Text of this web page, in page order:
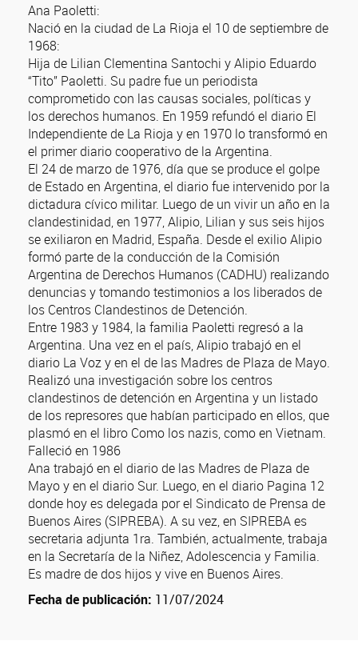
Ana Paoletti:
Nació en la ciudad de La Rioja el 10 de septiembre de
1968:
Hija de Lilian Clementina Santochi y Alipio Eduardo
“Tito” Paoletti. Su padre fue un periodista
comprometido con las causas sociales, políticas y
los derechos humanos. En 1959 refundó el diario El
Independiente de La Rioja y en 1970 lo transformó en
el primer diario cooperativo de la Argentina.
El 24 de marzo de 1976, día que se produce el golpe
de Estado en Argentina, el diario fue intervenido por la
dictadura cívico militar. Luego de un vivir un año en la
clandestinidad, en 1977, Alipio, Lilian y sus seis hijos
se exiliaron en Madrid, España. Desde el exilio Alipio
formó parte de la conducción de la Comisión
Argentina de Derechos Humanos (CADHU) realizando
denuncias y tomando testimonios a los liberados de
los Centros Clandestinos de Detención.
Entre 1983 y 1984, la familia Paoletti regresó a la
Argentina. Una vez en el país, Alipio trabajó en el
diario La Voz y en el de las Madres de Plaza de Mayo.
Realizó una investigación sobre los centros
clandestinos de detención en Argentina y un listado
de los represores que habían participado en ellos, que
plasmó en el libro Como los nazis, como en Vietnam.
Falleció en 1986
Ana trabajó en el diario de las Madres de Plaza de
Mayo y en el diario Sur. Luego, en el diario Pagina 12
donde hoy es delegada por el Sindicato de Prensa de
Buenos Aires (SIPREBA). A su vez, en SIPREBA es
secretaria adjunta 1ra. También, actualmente, trabaja
en la Secretaría de la Niñez, Adolescencia y Familia.
Es madre de dos hijos y vive en Buenos Aires.
Fecha de publicación: 11/07/2024